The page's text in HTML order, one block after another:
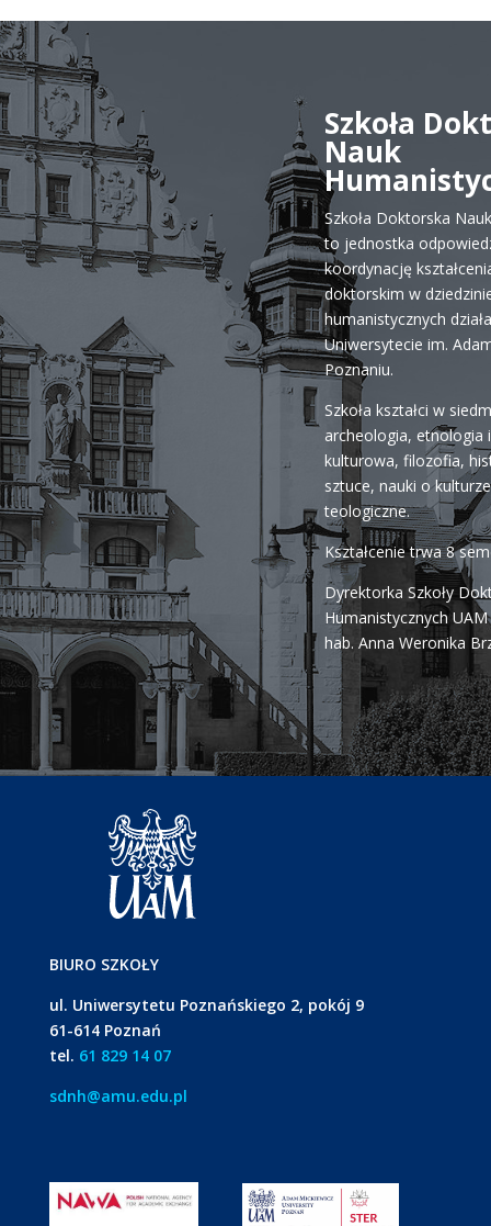
Szkoła
Nauk
Szkoła Doktorska
to jednostka
koordynację
doktorskim w
humanistycznych
Uniwersytecie im.
Poznaniu.
Szkoła kształci w
archeologia, etnologia
kulturowa, filozofia,
sztuce, nauki o
teologiczne.
Kształcenie trwa 8
Dyrektorka Szkoły
Humanistycznych
hab. Anna Weronika
BIURO SZKOŁY
ul. Uniwersytetu Poznańskiego 2, pokój 9
61-614 Poznań
tel. 61 829 14 07
sdnh@amu.edu.pl